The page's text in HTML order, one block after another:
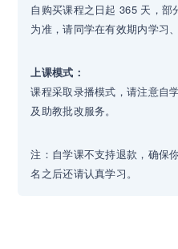
自购买课程之日起 365 天，部
为准，请同学在有效期内学习
上课模式：
课程采取录播模式，请注意自
及助教批改服务。
注：自学课不支持退款，确保
名之后还请认真学习。